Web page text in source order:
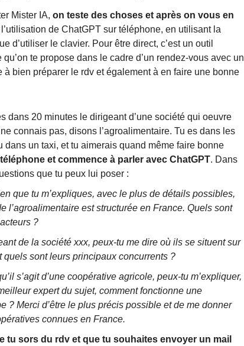
Mister IA, on teste des choses et après on vous en
de ChatGPT sur téléphone, en utilisant la
d’utiliser le clavier. Pour être direct, c’est un outil
te propose dans le cadre d’un rendez-vous avec un
à bien préparer le rdv et également à en faire une bonne
dans 20 minutes le dirigeant d’une société qui oeuvre
connais pas, disons l’agroalimentaire. Tu es dans les
dans un taxi, et tu aimerais quand même faire bonne
et commence à parler avec ChatGPT. Dans
que tu peux lui poser :
que tu m’expliques, avec le plus de détails possibles,
l’agroalimentaire est structurée en France. Quels sont
?
de la société xxx, peux-tu me dire où ils se situent sur
quels sont leurs principaux concurrents ?
s’agit d’une coopérative agricole, peux-tu m’expliquer,
expert du sujet, comment fonctionne une
? Merci d’être le plus précis possible et de me donner
connues en France.
tu sors du rdv et que tu souhaites envoyer un mail